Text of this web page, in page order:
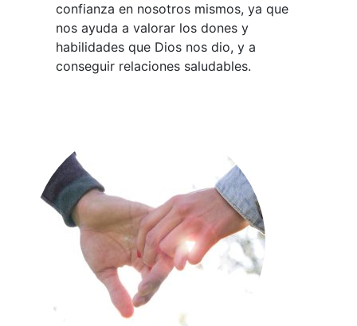
confianza en nosotros mismos, ya que
nos ayuda a valorar los dones y
habilidades que Dios nos dio, y a
conseguir relaciones saludables.